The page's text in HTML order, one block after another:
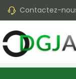
Contactez-